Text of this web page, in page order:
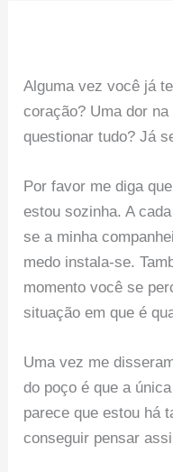
Alguma vez você já
coração? Uma dor
questionar tudo? Já
Por favor me diga
estou sozinha. A
se a minha
medo instala-se.
momento você se
situação em que é
Uma vez me
do poço é que a
parece que estou há
conseguir pensar